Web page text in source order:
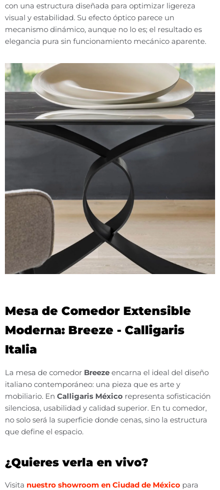
con una estructura diseñada para optimizar ligereza
visual y estabilidad. Su efecto óptico parece un
mecanismo dinámico, aunque no lo es; el resultado es
elegancia pura sin funcionamiento mecánico aparente.
Mesa de Comedor Extensible
Moderna: Breeze - Calligaris
Italia
La mesa de comedor Breeze encarna el ideal del diseño
italiano contemporáneo: una pieza que es arte y
mobiliario. En Calligaris México representa sofisticación
silenciosa, usabilidad y calidad superior. En tu comedor,
no solo será la superficie donde cenas, sino la estructura
que define el espacio.
¿Quieres verla en vivo?
Visita nuestro showroom en Ciudad de México para